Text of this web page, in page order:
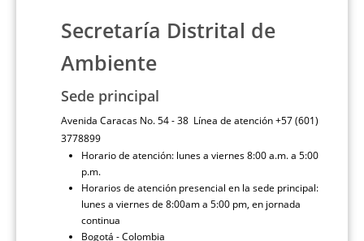
Secretaría Distrital de
Ambiente
Sede principal
Avenida Caracas No. 54 - 38 Línea de atención +57 (601)
3778899
Horario de atención: lunes a viernes 8:00 a.m. a 5:00
p.m.
Horarios de atención presencial en la sede principal:
lunes a viernes de 8:00am a 5:00 pm, en jornada
continua
Bogotá - Colombia